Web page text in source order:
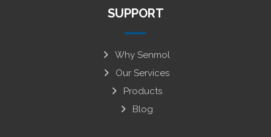
SUPPORT
Why Senmol
Our Services
Products
Blog